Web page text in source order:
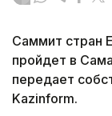
Саммит стран
пройдет в
передает
Kazinform.